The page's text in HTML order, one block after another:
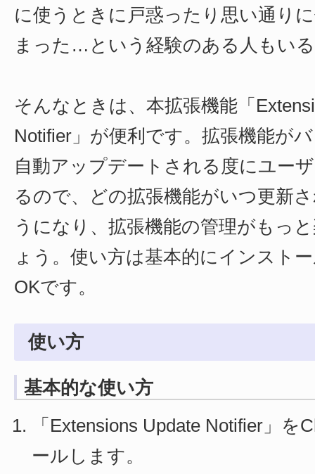
に使うときに戸惑ったり思い通り
まった…という経験のある人もい
そんなときは、本拡張機能「
Notifier」が便利です。拡張機能が
自動アップデートされる度にユー
るので、どの拡張機能がいつ更新
うになり、拡張機能の管理がもっ
ょう。使い方は基本的にインスト
OKです。
使い方
基本的な使い方
「Extensions Update Notifier」を
ールします。